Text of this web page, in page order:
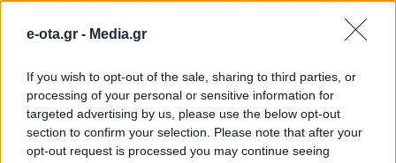
e-ota.gr - Media.gr
If you wish to opt-out of the sale, sharing to third parties, or
processing of your personal or sensitive information for
targeted advertising by us, please use the below opt-out
section to confirm your selection. Please note that after your
opt-out request is processed you may continue seeing
Άμεσα τα μέτρα στήριξης πυρόπληκτων – Πιο
γρήγορα οι αποζημιώσεις